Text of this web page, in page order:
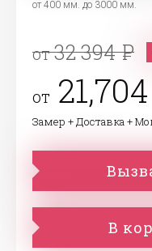
от 400 мм. до 3000 мм.
от32 394
от 21,704
Замер + Доставка +
В